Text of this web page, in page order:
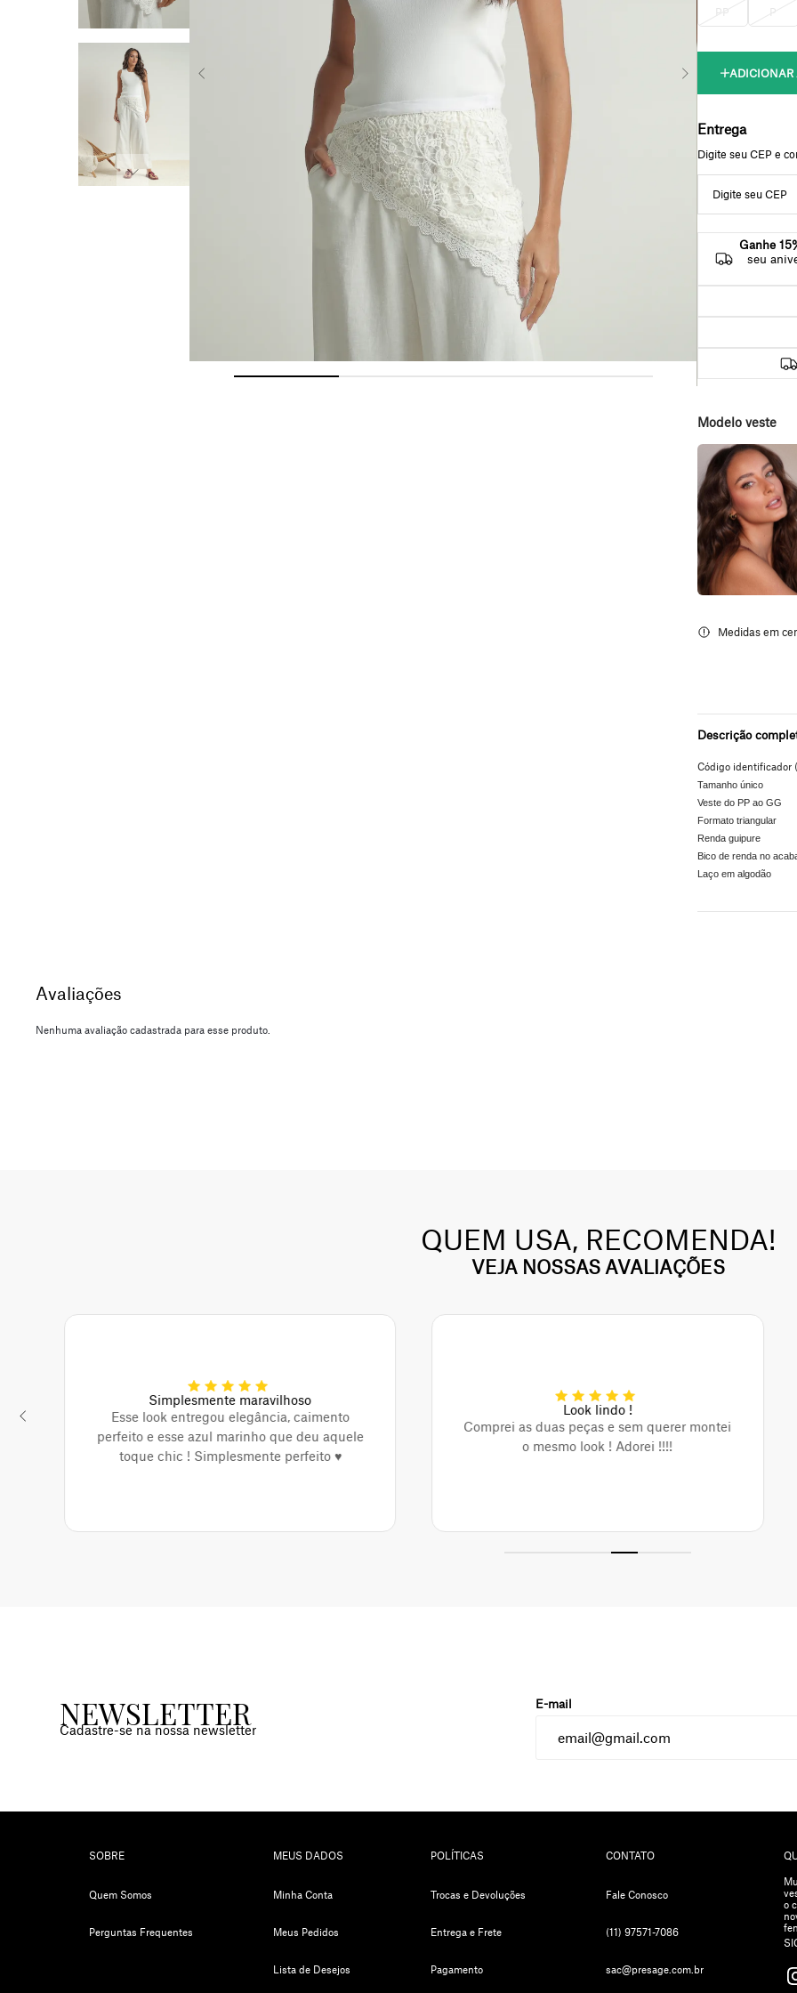
PP P
Ganhe
seu
Modelo veste
Descrição
Código identificador
Tamanho único
Veste do PP ao GG
Formato triangular
Renda guipure
Bico de renda no
Laço em algodão
Nenhuma avaliação cadastrada para esse produto.
QUEM USA, RECOMENDA!
VEJA NOSSAS AVALIAÇÕES
Simplesmente maravilhoso
Esse look entregou elegância, caimento
perfeito e esse azul marinho que deu aquele
toque chic ! Simplesmente perfeito ♥️
Look lindo !
Comprei as duas peças e sem querer montei
o mesmo look ! Adorei !!!!
NEWSLETTER
Cadastre-se na nossa newsletter
SOBRE
Quem Somos
Perguntas Frequentes
MEUS DADOS
Minha Conta
Meus Pedidos
Lista de Desejos
POLÍTICAS
Trocas e Devoluções
Entrega e Frete
Pagamento
CONTATO
Fale Conosco
(11) 97571-7086
sac@presage.com.br
o